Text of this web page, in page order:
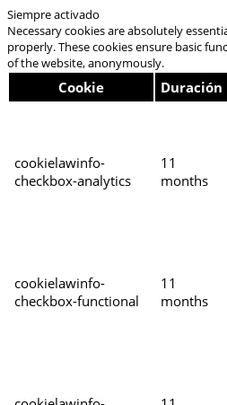
Siempre activado
Necessary cookies are absolutely
properly. These cookies ensure basic
of the website, anonymously.
Cookie Duración
cookielawinfo-
checkbox-analytics
11
months
cookielawinfo-
checkbox-functional
11
months